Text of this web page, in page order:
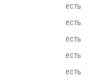
есть
есть
есть
есть
есть